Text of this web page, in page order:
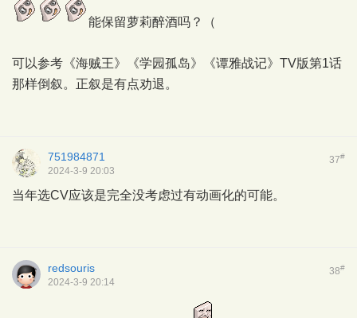
能保留萝莉醉酒吗？（
可以参考《海贼王》《学园孤岛》《谭雅战记》TV版第1话
那样倒叙。正叙是有点劝退。
37#
751984871
2024-3-9 20:03
当年选CV应该是完全没考虑过有动画化的可能。
38#
redsouris
2024-3-9 20:14